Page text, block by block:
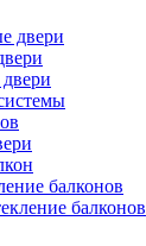
двери
балконов
балконов